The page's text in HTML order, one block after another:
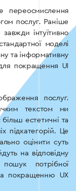
послуг. Раніше
інтуїтивно
моделі
та інформативну
покращення UI
послуг.
текстом ми
естетичні та
підкатегорій. Це
оцінити суть
на відповідну
потрібної
покращенню UX